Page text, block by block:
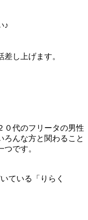
♪
し上げます。
０代のフリータの男性
ろんな方と関わること
です。
ている「りらく